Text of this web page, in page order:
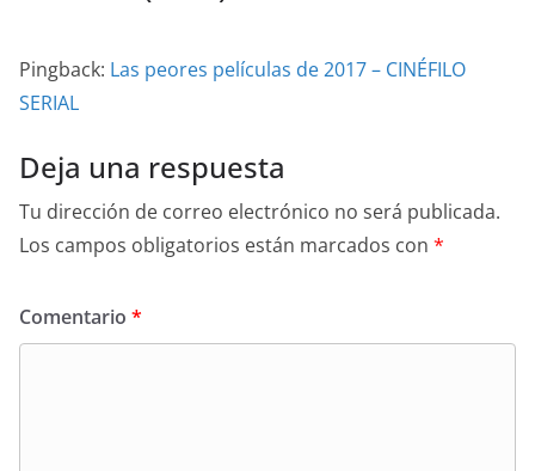
Pingback: Las peores películas de 2017 – CINÉFILO
SERIAL
Deja una respuesta
Tu dirección de correo electrónico no será publicada.
Los campos obligatorios están marcados con *
Comentario *